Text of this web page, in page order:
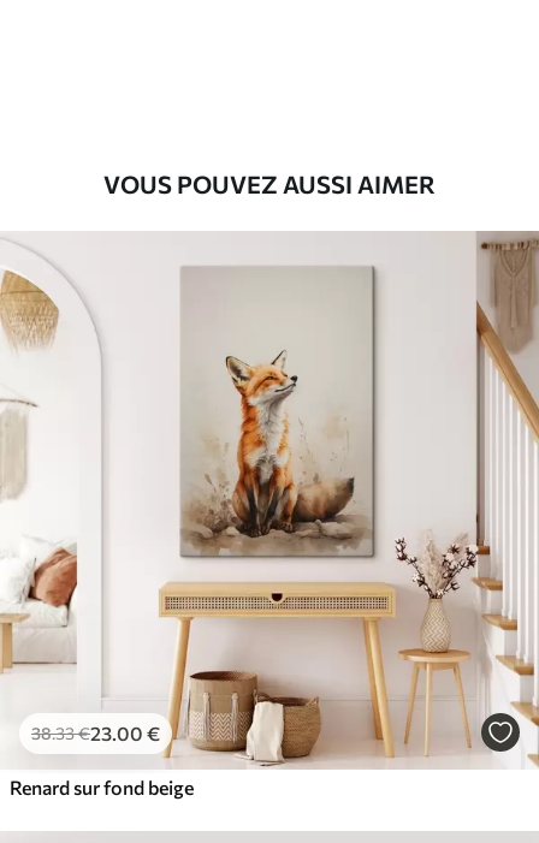
VOUS POUVEZ AUSSI AIMER
38.33€23.00 €
Renard sur fond beige